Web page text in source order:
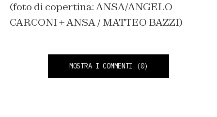
(foto di copertina: ANSA/ANGELO
CARCONI + ANSA / MATTEO BAZZI)
MOSTRA I COMMENTI (0)